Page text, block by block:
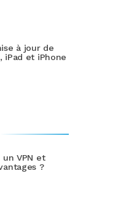
à jour de
iPad et iPhone
VPN et
?